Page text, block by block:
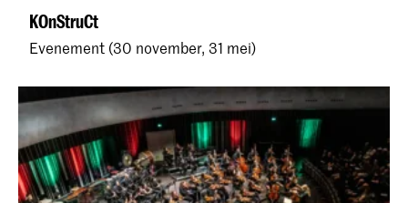
KOnStruCt
Evenement (30 november, 31 mei)